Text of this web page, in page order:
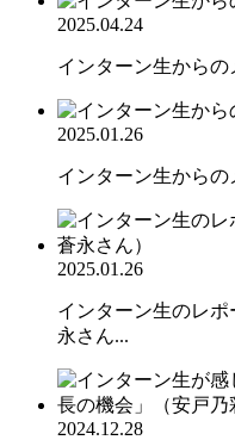
2025.04.24
インターン生からの
2025.01.26
インターン生からの
2025.01.26
インターン生のレ
永さん...
2024.12.28